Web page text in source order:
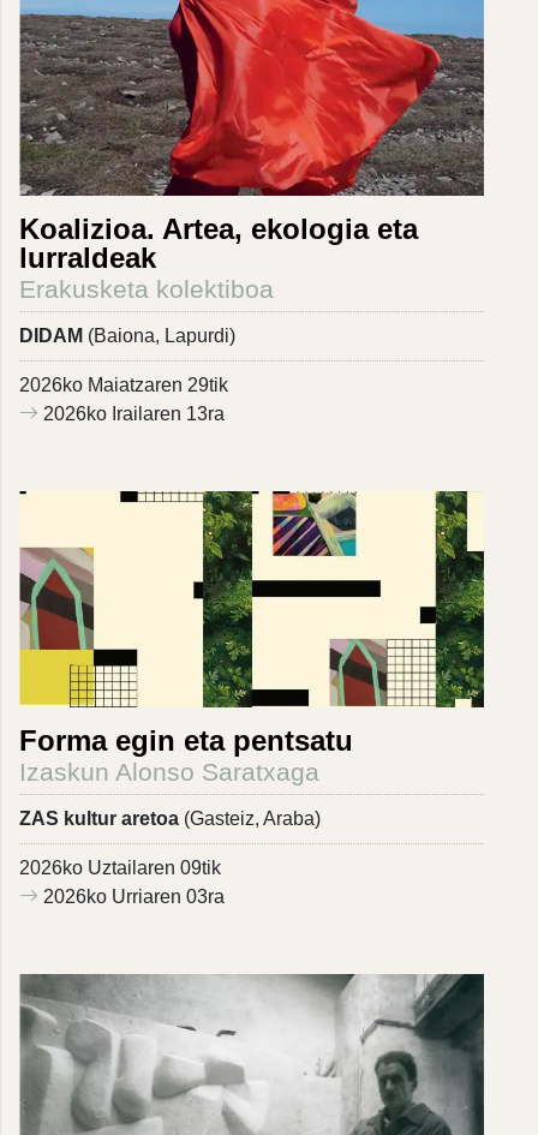
Koalizioa. Artea, ekologia eta
lurraldeak
Erakusketa kolektiboa
DIDAM (Baiona, Lapurdi)
2026ko Maiatzaren 29tik
2026ko Irailaren 13ra
Forma egin eta pentsatu
Izaskun Alonso Saratxaga
ZAS kultur aretoa (Gasteiz, Araba)
2026ko Uztailaren 09tik
2026ko Urriaren 03ra